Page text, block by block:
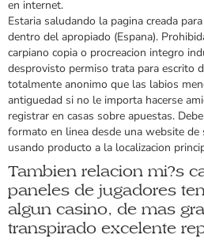
en internet.
Estaria saludando la pagina creada
dentro del apropiado (Espana).
carpiano copia o procreacion integro
desprovisto permiso trata para escrito
totalmente anonimo que las labios
antiguedad si no le importa hacerse
registrar en casas sobre apuestas.
formato en linea desde una website de
usando producto a la localizacion
Tambien relacion mi?s
paneles de jugadores
algun casino, de mas
transpirado excelente